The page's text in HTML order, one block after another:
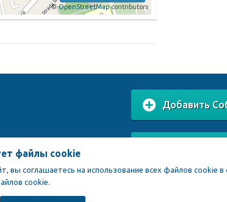
©OpenStreetMapcontributors
Добавить
файлы cookie
соглашаетесь на использование всех файлов cookie
cookie.